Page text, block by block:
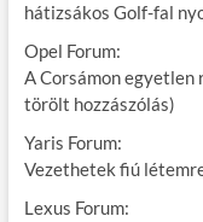
hátizsákos Golf-fal
Opel Forum:
A Corsámon egyetlen
törölt hozzászólás)
Yaris Forum:
Vezethetek fiú
Lexus Forum: